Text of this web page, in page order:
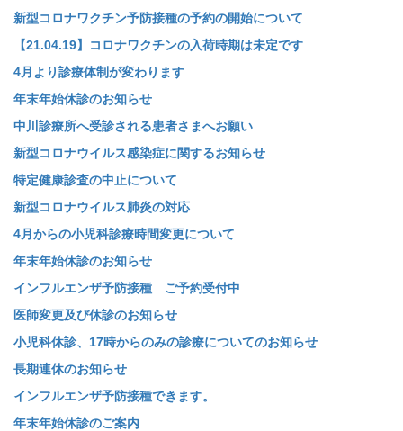
新型コロナワクチン予防接種の予約の開始について
【21.04.19】コロナワクチンの入荷時期は未定です
4月より診療体制が変わります
年末年始休診のお知らせ
中川診療所へ受診される患者さまへお願い
新型コロナウイルス感染症に関するお知らせ
特定健康診査の中止について
新型コロナウイルス肺炎の対応
4月からの小児科診療時間変更について
年末年始休診のお知らせ
インフルエンザ予防接種 ご予約受付中
医師変更及び休診のお知らせ
小児科休診、17時からのみの診療についてのお知らせ
長期連休のお知らせ
インフルエンザ予防接種できます。
年末年始休診のご案内